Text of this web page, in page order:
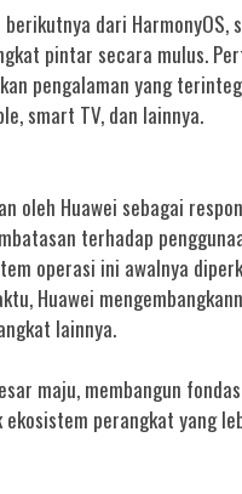
dari HarmonyOS,
pintar secara mulus.
pengalaman yang
smart TV, dan lainnya.
oleh Huawei sebagai
terhadap
operasi ini awalnya
Huawei
lainnya.
maju, membangun
perangkat yang